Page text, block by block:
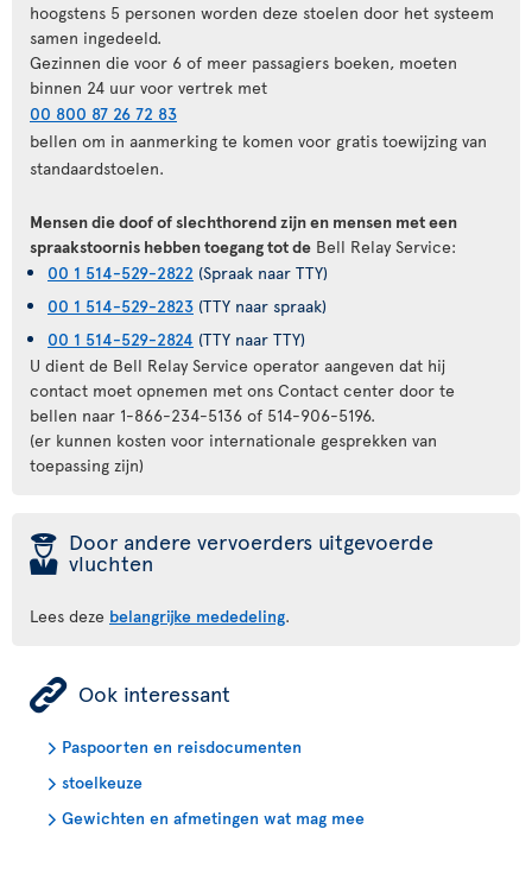
hoogstens 5 personen worden deze stoelen door het systeem
samen ingedeeld.
Gezinnen die voor 6 of meer passagiers boeken, moeten
binnen 24 uur voor vertrek met
00 800 87 26 72 83
bellen om in aanmerking te komen voor gratis toewijzing van
standaardstoelen.
Mensen die doof of slechthorend zijn en mensen met een
spraakstoornis hebben toegang tot de Bell Relay Service:
00 1 514-529-2822 (Spraak naar TTY)
00 1 514-529-2823 (TTY naar spraak)
00 1 514-529-2824 (TTY naar TTY)
U dient de Bell Relay Service operator aangeven dat hij
contact moet opnemen met ons Contact center door te
bellen naar 1-866-234-5136 of 514-906-5196.
(er kunnen kosten voor internationale gesprekken van
toepassing zijn)
þ Door andere vervoerders uitgevoerde
vluchten
Lees deze belangrijke mededeling.
ÿ Ook interessant
Paspoorten en reisdocumenten
stoelkeuze
Gewichten en afmetingen wat mag mee